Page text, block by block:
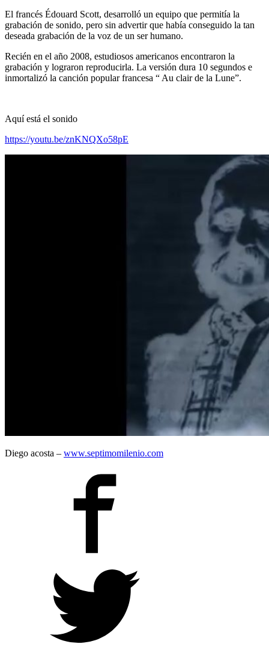
El francés Édouard Scott, desarrolló un equipo que permitía la
grabación de sonido, pero sin advertir que había conseguido la tan
deseada grabación de la voz de un ser humano.
Recién en el año 2008, estudiosos americanos encontraron la
grabación y lograron reproducirla. La versión dura 10 segundos e
inmortalizó la canción popular francesa “ Au clair de la Lune”.
Aquí está el sonido
https://youtu.be/znKNQXo58pE
Diego acosta – www.septimomilenio.com